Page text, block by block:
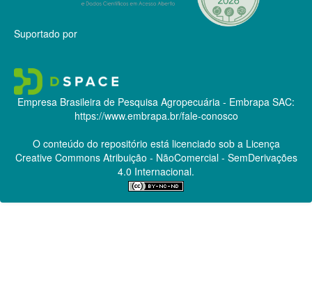
Suportado por
Empresa Brasileira de Pesquisa Agropecuária - Embrapa SAC:
https://www.embrapa.br/fale-conosco
O conteúdo do repositório está licenciado sob a Licença
Creative CommonsAtribuição - NãoComercial - SemDerivações
4.0 Internacional.